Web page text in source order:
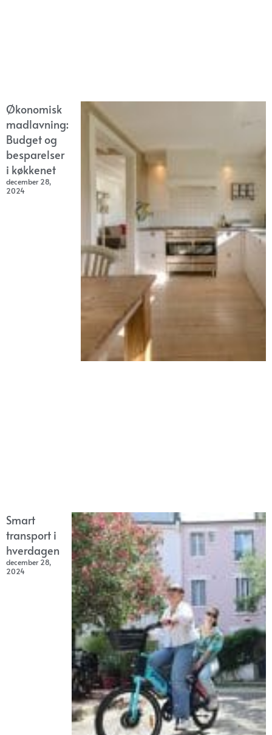
Økonomisk
madlavning:
Budget og
besparelser
i køkkenet
december 28,
2024
Smart
transport i
hverdagen
december 28,
2024